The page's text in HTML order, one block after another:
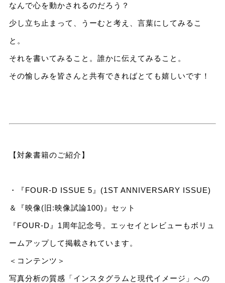
なんで心を動かされるのだろう？
少し立ち止まって、うーむと考え、言葉にしてみるこ
と。
それを書いてみること。誰かに伝えてみること。
その愉しみを皆さんと共有できればとても嬉しいです！
【対象書籍のご紹介】
・『FOUR-D ISSUE 5』(1ST ANNIVERSARY ISSUE)
＆『映像(旧:映像試論100)』セット
『FOUR-D』1周年記念号。エッセイとレビューもボリュ
ームアップして掲載されています。
＜コンテンツ＞
写真分析の質感「インスタグラムと現代イメージ」への